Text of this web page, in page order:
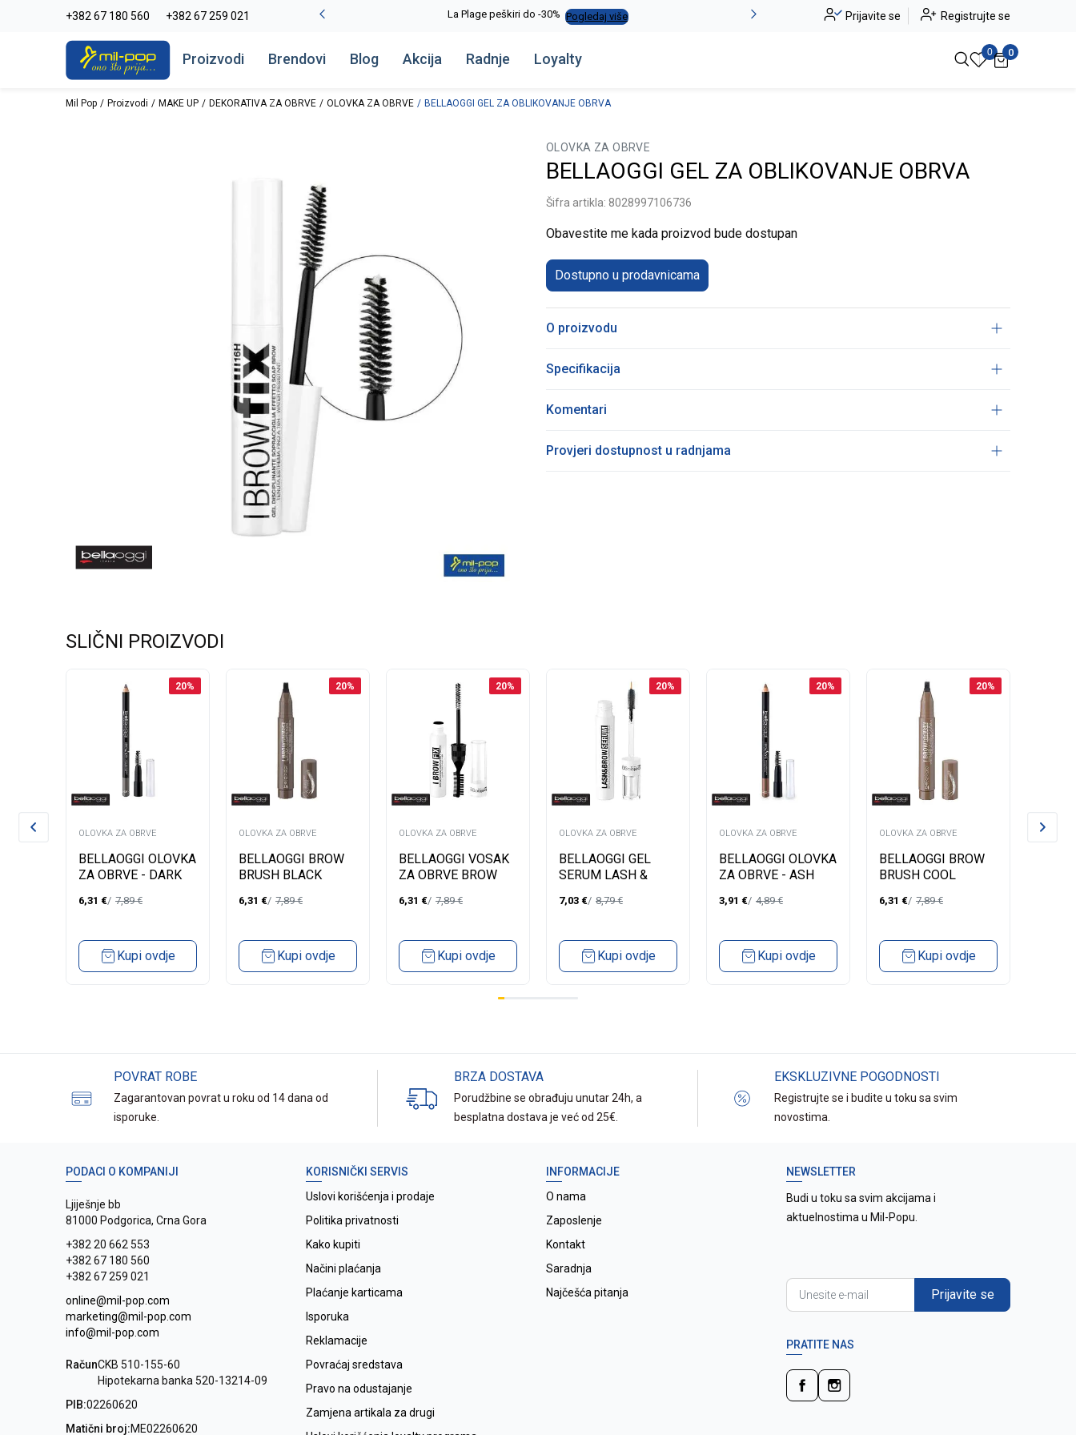
+382 67 180 560 +382 67 259 021
-20% na kompletan asortiman Pogledaj više La Plage peškiri do -30% Pogledaj više Alma Ras do -50% Pogledaj više
Prijavite se Registrujte se
Proizvodi Brendovi Blog Akcija Radnje Loyalty 0 0
Mil Pop Proizvodi MAKE UP DEKORATIVA ZA OBRVE OLOVKA ZA OBRVE BELLAOGGI GEL ZA OBLIKOVANJE OBRVA
OLOVKA ZA OBRVE
BELLAOGGI GEL ZA OBLIKOVANJE OBRVA
Šifra artikla: 8028997106736
Obavestite me kada proizvod bude dostupan
Dostupno u prodavnicama
O proizvodu
Specifikacija
Komentari
Provjeri dostupnost u radnjama
SLIČNI PROIZVODI
20%
OLOVKA ZA OBRVE
BELLAOGGI OLOVKA
ZA OBRVE - DARK
6,31 € 7,89€
Kupi ovdje
20%
OLOVKA ZA OBRVE
BELLAOGGI BROW
BRUSH BLACK
6,31 € 7,89€
Kupi ovdje
20%
OLOVKA ZA OBRVE
BELLAOGGI VOSAK
ZA OBRVE BROW
6,31 € 7,89€
Kupi ovdje
20%
OLOVKA ZA OBRVE
BELLAOGGI GEL
SERUM LASH &
7,03 € 8,79€
Kupi ovdje
20%
OLOVKA ZA OBRVE
BELLAOGGI OLOVKA
ZA OBRVE - ASH
3,91 € 4,89€
Kupi ovdje
20%
OLOVKA ZA OBRVE
BELLAOGGI BROW
BRUSH COOL
6,31 € 7,89€
Kupi ovdje
OLOVKA
POVRAT ROBE
Zagarantovan povrat u roku od 14 dana od
isporuke.
BRZA DOSTAVA
Porudžbine se obrađuju unutar 24h, a
besplatna dostava je već od 25€.
EKSKLUZIVNE POGODNOSTI
Registrujte se i budite u toku sa svim
novostima.
PODACI O KOMPANIJI
Ljiješnje bb
81000 Podgorica, Crna Gora
+382 20 662 553
+382 67 180 560
+382 67 259 021
online@mil-pop.com
marketing@mil-pop.com
info@mil-pop.com
RačunCKB 510-155-60
Hipotekarna banka 520-13214-09
PIB:02260620
Matični broj:ME02260620
KORISNIČKI SERVIS
Uslovi korišćenja i prodaje
Politika privatnosti
Kako kupiti
Načini plaćanja
Plaćanje karticama
Isporuka
Reklamacije
Povraćaj sredstava
Pravo na odustajanje
Zamjena artikala za drugi
INFORMACIJE
O nama
Zaposlenje
Kontakt
Saradnja
Najčešća pitanja
NEWSLETTER
Budi u toku sa svim akcijama i
aktuelnostima u Mil-Popu.
Prijavite se
PRATITE NAS